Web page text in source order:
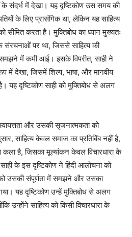
के संदर्भ में देखा। यह दृष्टिकोण उस समय की
के लिए प्रासंगिक था, लेकिन यह साहित्य
करता है। मुक्तिबोध का ध्यान मुख्यतः
संरचनाओं पर था, जिससे साहित्य की
में कमी आई। इसके विपरीत, साही ने
में देखा, जिसमें शिल्प, भाषा, और मानवीय
यह दृष्टिकोण साही को मुक्तिबोध से अलग
और उसकी सृजनात्मकता को
साहित्य केवल समाज का प्रतिबिंब नहीं है,
है, जिसका मूल्यांकन केवल विचारधारा के
के इस दृष्टिकोण ने हिंदी आलोचना को
उसकी संपूर्णता में समझने और उसका
यह दृष्टिकोण उन्हें मुक्तिबोध से अलग
उन्होंने साहित्य को किसी विचारधारा के